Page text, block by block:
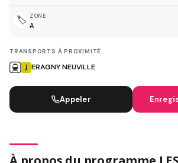
🏷️ ZONE
A
TRANSPORTS À PROXIMITÉ
ERAGNY NEUVILLE
Appeler